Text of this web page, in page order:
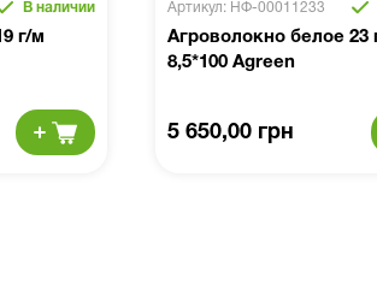
В наличии
г/м
Артикул: НФ-00011233
Агроволокно белое 23
8,5*100 Agreen
5 650,00 грн